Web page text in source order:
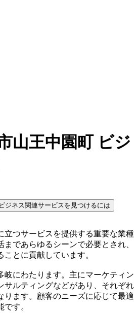
山王中園町 ビジ
ジネス関連サービスを見つけるには
立つサービスを提供する重要な業種
であらゆるシーンで必要とされ、
とに貢献しています。
岐にわたります。主にマーケティン
サルティングなどがあり、それぞれ
ります。顧客のニーズに応じて最適
す。